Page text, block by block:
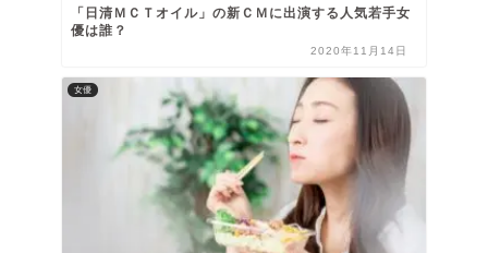
「日清ＭＣＴオイル」の新ＣＭに出演する人気若手女
優は誰？
2020年11月14日
女優